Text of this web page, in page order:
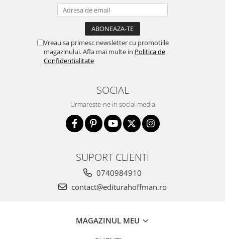
Vreau sa primesc newsletter cu promotiile
magazinului. Afla mai multe in Politica de
Confidentialitate
SOCIAL
Urmareste-ne in social media
SUPORT CLIENTI
0740984910
contact@editurahoffman.ro
MAGAZINUL MEU